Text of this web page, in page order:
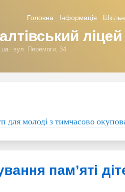
Головна Інформація
ліцей
вул. Перемоги, 34
для молоді з тимчасово
пам’яті